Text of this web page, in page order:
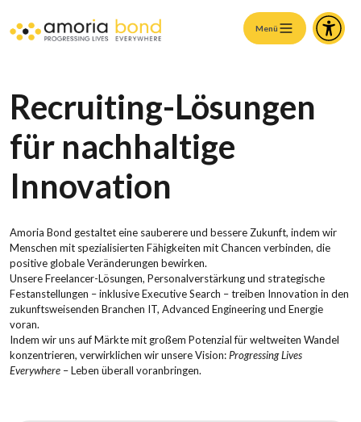
Menü
Recruiting-Lösungen
für nachhaltige
Innovation
Amoria Bond gestaltet eine sauberere und bessere Zukunft, indem wir
Menschen mit spezialisierten Fähigkeiten mit Chancen verbinden, die
positive globale Veränderungen bewirken.
Unsere Freelancer-Lösungen, Personalverstärkung und strategische
Festanstellungen – inklusive Executive Search – treiben Innovation in den
zukunftsweisenden Branchen IT, Advanced Engineering und Energie
voran.
Indem wir uns auf Märkte mit großem Potenzial für weltweiten Wandel
konzentrieren, verwirklichen wir unsere Vision: Progressing Lives
Everywhere – Leben überall voranbringen.